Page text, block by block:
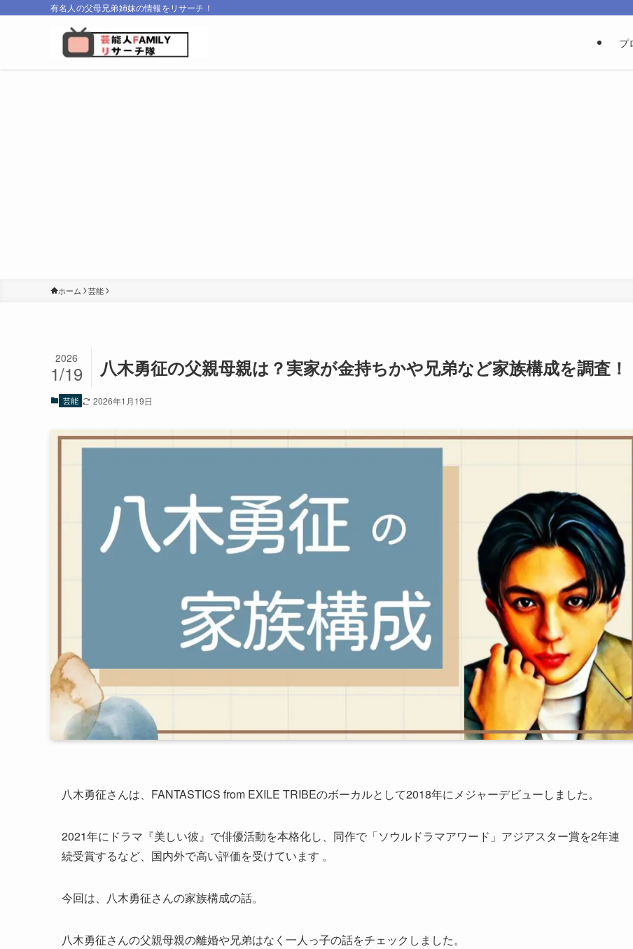
有名人の父母兄弟姉妹の情報をリサーチ！
プ
ホーム 芸能
八木勇征の父親母親は？実家が金持ちかや兄弟など家族構成を調査！
2026
1/19
芸能 2026年1月19日
八木勇征さんは、FANTASTICS from EXILE TRIBEのボーカルとして2018年にメジャーデビューしました。
2021年にドラマ『美しい彼』で俳優活動を本格化し、同作で「ソウルドラマアワード」アジアスター賞を2年連
続受賞するなど、国内外で高い評価を受けています 。
今回は、八木勇征さんの家族構成の話。
八木勇征さんの父親母親の離婚や兄弟はなく一人っ子の話をチェックしました。